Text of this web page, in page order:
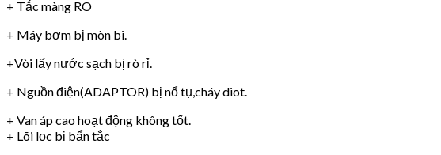
+ Tắc màng RO
+ Máy bơm bị mòn bi.
+Vòi lấy nước sạch bị rò rỉ.
+ Nguồn điện(ADAPTOR) bị nổ tụ,cháy diot.
+ Van áp cao hoạt động không tốt.
+ Lõi lọc bị bẩn tắc